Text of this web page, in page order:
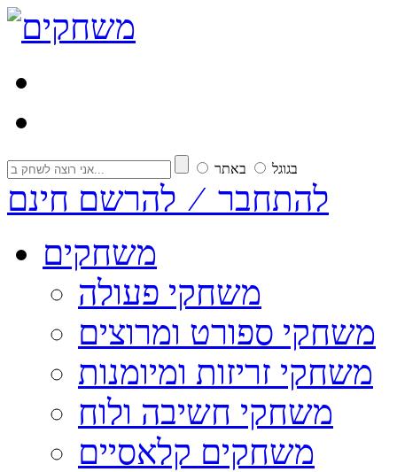
בגוגל באתר
להתחבר ⁄ להרשם חינם
משחקים
משחקי פעולה
משחקי ספורט ומרוצים
משחקי זריזות ומיומנות
משחקי חשיבה ולוח
משחקים קלאסיים